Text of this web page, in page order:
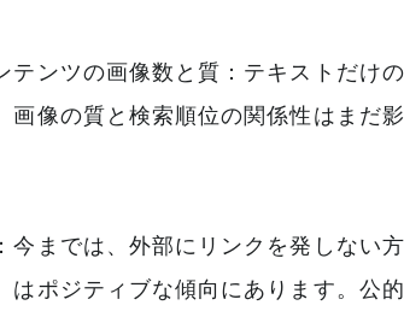
ンツの画像数と質：テキストだけ
画像の質と検索順位の関係性はまだ
までは、外部にリンクを発しない
はポジティブな傾向にあります。